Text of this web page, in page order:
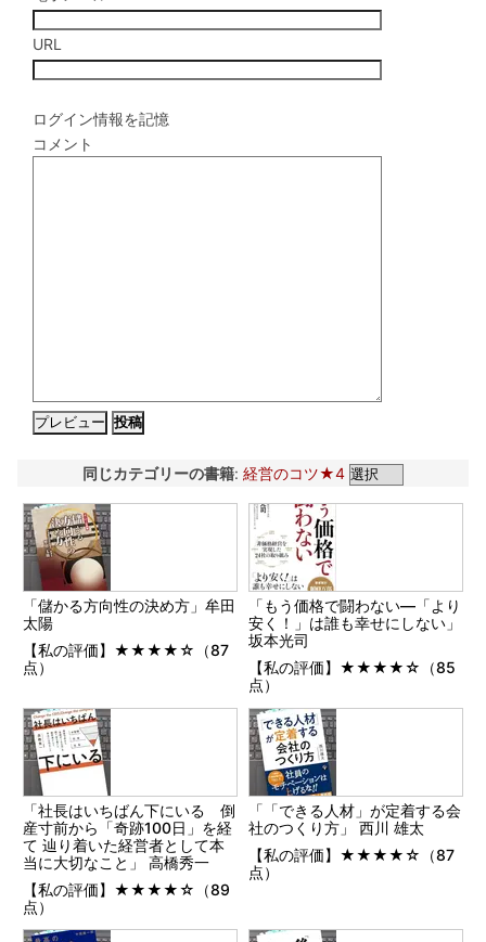
URL
ログイン情報を記憶
コメント
同じカテゴリーの書籍: 経営のコツ★4
「儲かる方向性の決め方」牟田
太陽
【私の評価】★★★★☆（87
点）
「もう価格で闘わない―「より
安く！」は誰も幸せにしない」
坂本光司
【私の評価】★★★★☆（85
点）
「社長はいちばん下にいる 倒
産寸前から「奇跡100日」を経
て 辿り着いた経営者として本
当に大切なこと」 高橋秀一
【私の評価】★★★★☆（89
点）
「「できる人材」が定着する会
社のつくり方」 西川 雄太
【私の評価】★★★★☆（87
点）